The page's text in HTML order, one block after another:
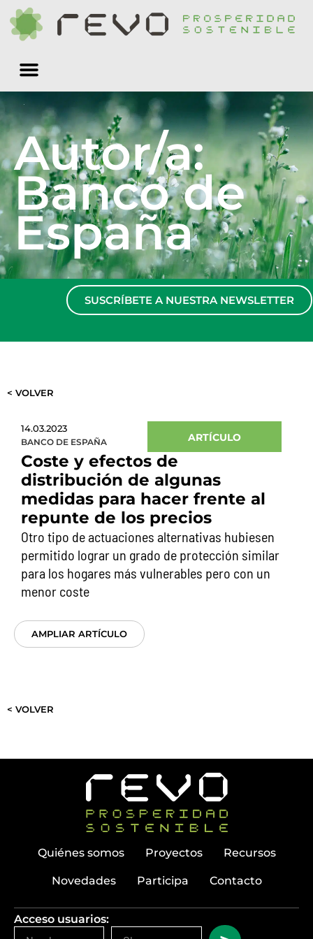
Autor/a:
Banco de
España
SUSCRÍBETE A NUESTRA NEWSLETTER
< VOLVER
14.03.2023
BANCO DE ESPAÑA ARTÍCULO
Coste y efectos de
distribución de algunas
medidas para hacer frente al
repunte de los precios
Otro tipo de actuaciones alternativas hubiesen
permitido lograr un grado de protección similar
para los hogares más vulnerables pero con un
menor coste
AMPLIAR ARTÍCULO
< VOLVER
Quiénes somos Proyectos Recursos
Novedades Participa Contacto
Acceso usuarios: